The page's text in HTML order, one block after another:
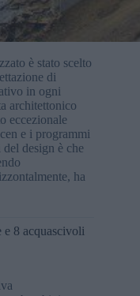
è stato scelto
di
in ogni
architettonico
eccezionale
e i programmi
design è che
ha
e 8 acquascivoli